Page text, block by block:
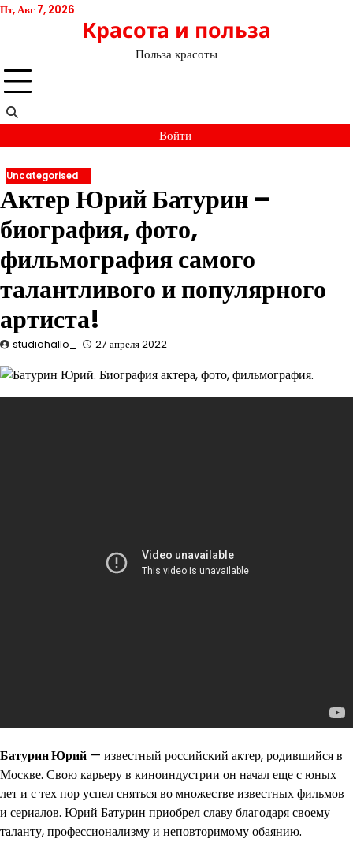
Перейти
Пт, Авг 7, 2026
Красота и польза
Польза красоты
Войти
Uncategorised
Актер Юрий Батурин –
биография, фото,
фильмография самого
талантливого и популярного
артиста!
studiohallo_ 27 апреля 2022
Батурин Юрий — известный российский актер, родившийся в
Москве. Свою карьеру в киноиндустрии он начал еще с юных
лет и с тех пор успел сняться во множестве известных фильмов
и сериалов. Юрий Батурин приобрел славу благодаря своему
таланту, профессионализму и неповторимому обаянию.